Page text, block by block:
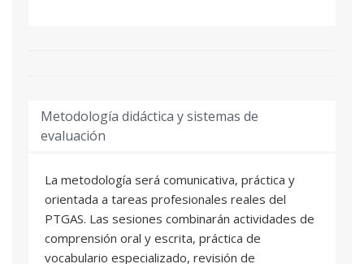
Metodología didáctica y sistemas de
evaluación
La metodología será comunicativa, práctica y
orientada a tareas profesionales reales del
PTGAS. Las sesiones combinarán actividades de
comprensión oral y escrita, práctica de
vocabulario especializado, revisión de